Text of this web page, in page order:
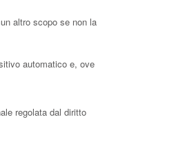
altro scopo se non la
automatico e, ove
regolata dal diritto